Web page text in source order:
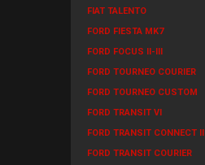
FIAT TALENTO
FORD FIESTA MK7
FORD FOCUS II-III
FORD TOURNEO COURIER
FORD TOURNEO CUSTOM
FORD TRANSIT VI
FORD TRANSIT CONNECT II
FORD TRANSIT COURIER